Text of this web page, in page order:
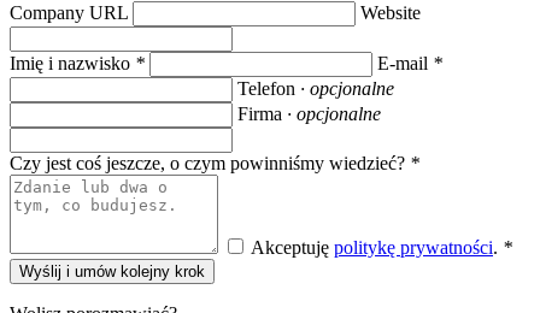
Company URL Website
Imię i nazwisko * E-mail *
Telefon · opcjonalne
Firma · opcjonalne
Czy jest coś jeszcze, o czym powinniśmy wiedzieć? *
Akceptuję politykę prywatności. *
Wyślij i umów kolejny krok